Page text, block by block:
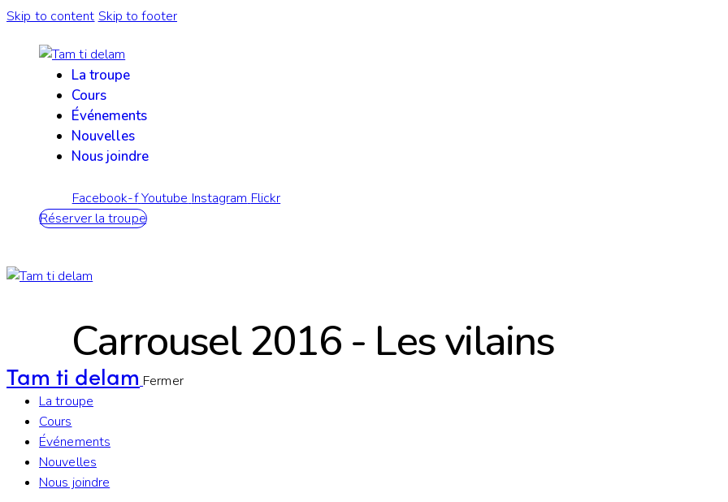
Skip to content Skip to footer
La troupe
Cours
Événements
Nouvelles
Nous joindre
Facebook-fYoutube Instagram Flickr
Réserver la troupe
Carrousel 2016 - Les vilains
Tam ti delam Fermer
La troupe
Cours
Événements
Nouvelles
Nous joindre